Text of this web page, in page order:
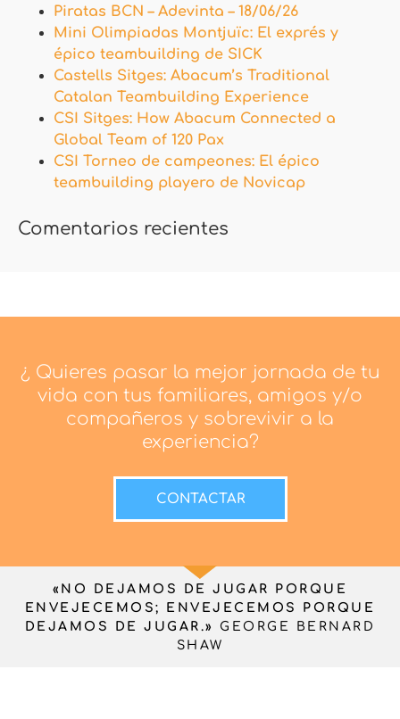
Piratas BCN – Adevinta – 18/06/26
Mini Olimpiadas Montjuïc: El exprés y
épico teambuilding de SICK
Castells Sitges: Abacum’s Traditional
Catalan Teambuilding Experience
CSI Sitges: How Abacum Connected a
Global Team of 120 Pax
CSI Torneo de campeones: El épico
teambuilding playero de Novicap
Comentarios recientes
¿ Quieres pasar la mejor jornada de tu
vida con tus familiares, amigos y/o
compañeros y sobrevivir a la
experiencia?
CONTACTAR
«NO DEJAMOS DE JUGAR PORQUE
ENVEJECEMOS; ENVEJECEMOS PORQUE
DEJAMOS DE JUGAR.»
GEORGE BERNARD
SHAW